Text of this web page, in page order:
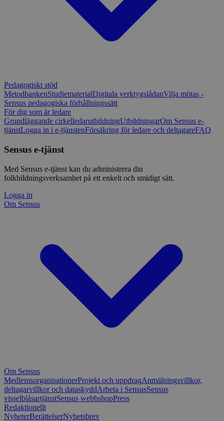
Pedagogiskt stöd
MetodbankenStudiematerialDigitala verktygslådanVilja mötas -
Sensus pedagogiska förhållningssätt
För dig som är ledare
Grundläggande cirkelledarutbildningUtbildningarOm Sensus e-
tjänstLogga in i e-tjänstenFörsäkring för ledare och deltagareFAQ
Sensus e-tjänst
Med Sensus e-tjänst kan du administrera din
folkbildningsverksamhet på ett enkelt och smidigt sätt.
Logga in
Om Sensus
Om Sensus
MedlemsorganisationerProjekt och uppdragAnmälningsvillkor,
deltagarvillkor och dataskyddArbeta i SensusSensus
visselblåsartjänstSensus webbshopPress
Redaktionellt
NyheterBerättelserNyhetsbrev